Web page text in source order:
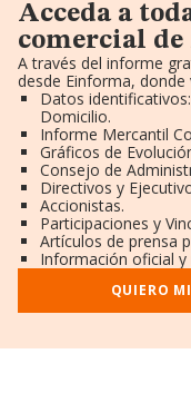
Acceda a
comercial
A través del informe
desde Einforma,
Datos
Domicilio.
Informe Mercantil
Gráficos de
Consejo de
Directivos y
Accionistas.
Participaciones y
Artículos de prensa
Información oficial
QUIERO